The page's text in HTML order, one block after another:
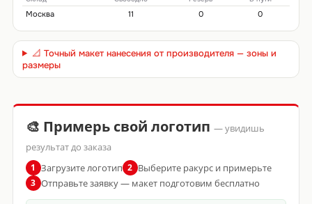
Москва 11 0 0
📐 Точный макет нанесения от производителя — зоны и
размеры
🎨 Примерь свой логотип — увидишь
результат до заказа
1 Загрузите логотип 2 Выберите ракурс и примерьте
3 Отправьте заявку — макет подготовим бесплатно